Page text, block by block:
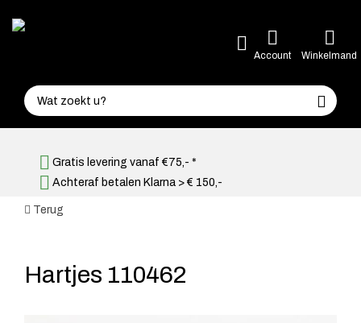
Account Winkelmand
Gratis levering vanaf €75,- *
Achteraf betalen Klarna > € 150,-
Terug
Hartjes 110462